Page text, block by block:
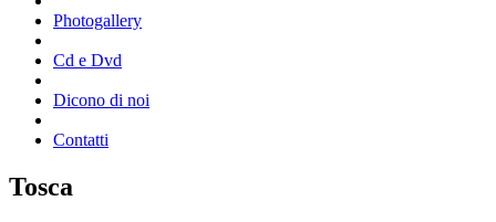
Photogallery
Cd e Dvd
Dicono di noi
Contatti
Tosca